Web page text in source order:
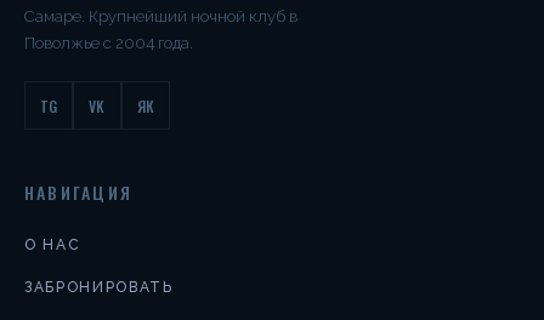
Самаре. Крупнейший ночной клуб в
Поволжье с 2004 года.
TG VK ЯК
НАВИГАЦИЯ
О НАС
ЗАБРОНИРОВАТЬ